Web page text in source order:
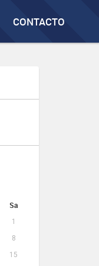
CONTACTO
Sa
1
8
15